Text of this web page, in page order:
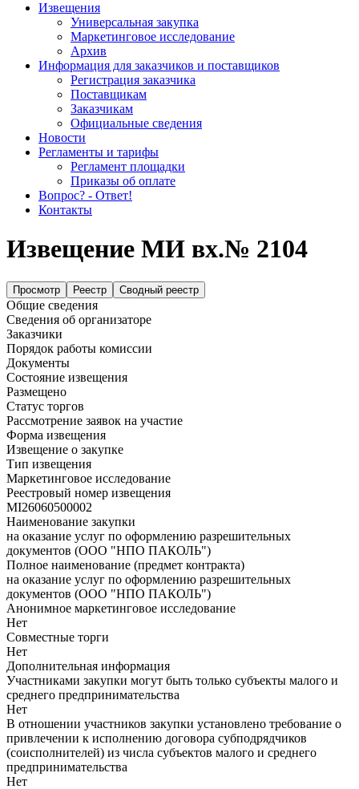
Извещения
Универсальная закупка
Маркетинговое исследование
Архив
Информация для заказчиков и поставщиков
Регистрация заказчика
Поставщикам
Заказчикам
Официальные сведения
Новости
Регламенты и тарифы
Регламент площадки
Приказы об оплате
Вопрос? - Ответ!
Контакты
Извещение МИ вх.№ 2104
Просмотр Реестр Сводный реестр
Общие сведения
Сведения об организаторе
Заказчики
Порядок работы комиссии
Документы
Состояние извещения
Размещено
Статус торгов
Рассмотрение заявок на участие
Форма извещения
Извещение о закупке
Тип извещения
Маркетинговое исследование
Реестровый номер извещения
MI26060500002
Наименование закупки
на оказание услуг по оформлению разрешительных
документов (ООО "НПО ПАКОЛЬ")
Полное наименование (предмет контракта)
на оказание услуг по оформлению разрешительных
документов (ООО "НПО ПАКОЛЬ")
Анонимное маркетинговое исследование
Нет
Совместные торги
Нет
Дополнительная информация
Участниками закупки могут быть только субъекты малого и
среднего предпринимательства
Нет
В отношении участников закупки установлено требование о
привлечении к исполнению договора субподрядчиков
(соисполнителей) из числа субъектов малого и среднего
предпринимательства
Нет